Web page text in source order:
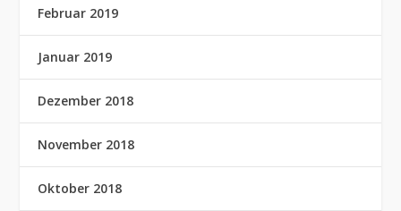
Februar 2019
Januar 2019
Dezember 2018
November 2018
Oktober 2018